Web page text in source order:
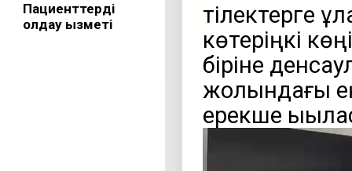
Пациенттерді
қолдау қызметі
тілектерге
көтеріңкі
біріне
жолындағы
ерекше